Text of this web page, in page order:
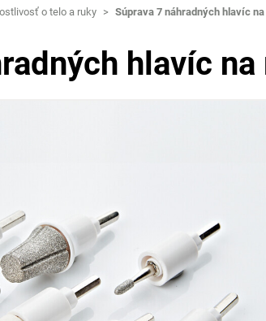
o telo a ruky > Súprava 7 náhradných hlavíc
hlavíc